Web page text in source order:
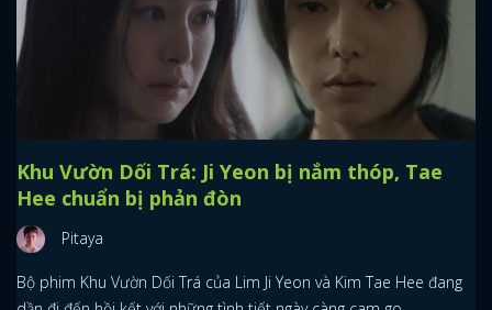
Khu Vườn Dối Trá: Ji Yeon bị nắm thóp, Tae
Hee chuẩn bị phản đòn
Pitaya
Bộ phim Khu Vườn Dối Trá của Lim Ji Yeon và Kim Tae Hee đang